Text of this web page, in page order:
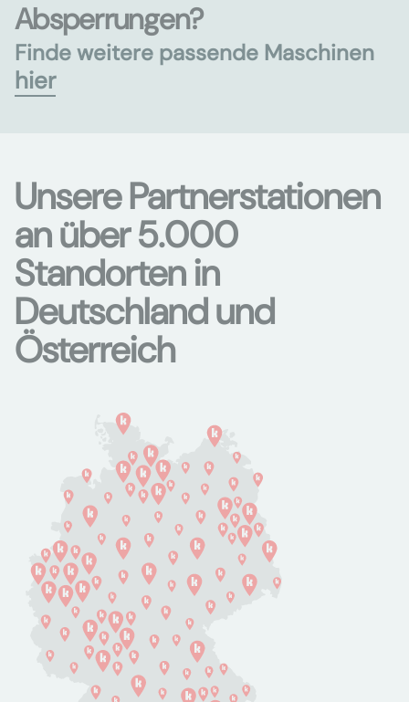
Absperrungen?
Finde weitere passende Maschinen
hier
Unsere Partnerstationen
an über 5.000
Standorten in
Deutschland und
Österreich